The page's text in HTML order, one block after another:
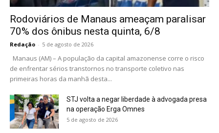
Rodoviários de Manaus ameaçam paralisar
70% dos ônibus nesta quinta, 6/8
Redação - 5 de agosto de 2026
Manaus (AM) – A população da capital amazonense corre o risco
de enfrentar sérios transtornos no transporte coletivo nas
primeiras horas da manhã desta...
STJ volta a negar liberdade à advogada presa
na operação Erga Omnes
5 de agosto de 2026